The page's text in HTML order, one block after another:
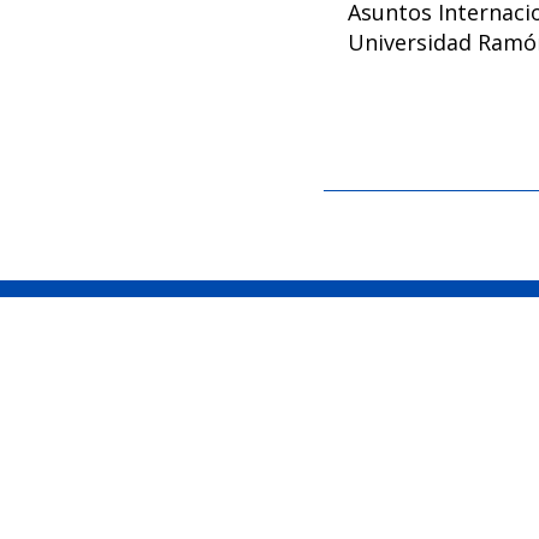
Asuntos
Universidad